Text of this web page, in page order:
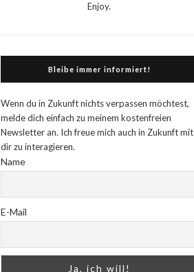
Enjoy.
Bleibe immer informiert!
Wenn du in Zukunft nichts verpassen möchtest,
melde dich einfach zu meinem kostenfreien
Newsletter an. Ich freue mich auch in Zukunft mit
dir zu interagieren.
Name
E-Mail